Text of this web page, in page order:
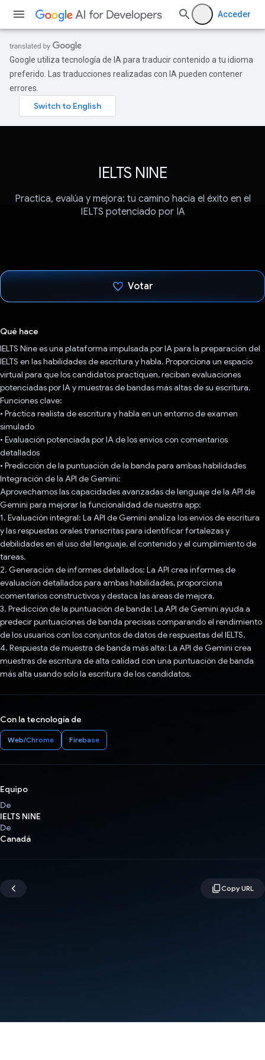
Acceder
Google utiliza tecnología de IA para traducir contenido a tu idioma
preferido. Las traducciones realizadas con IA pueden contener
errores.
IELTS NINE
Practica, evalúa y mejora: tu camino hacia el éxito en el
IELTS potenciado por IA
Votar
Qué hace
IELTS Nine es una plataforma impulsada por IA para la preparación del
IELTS en las habilidades de escritura y habla. Proporciona un espacio
virtual para que los candidatos practiquen, reciban evaluaciones
potenciadas por IA y muestras de bandas más altas de su escritura.
Funciones clave:
• Práctica realista de escritura y habla en un entorno de examen
simulado
• Evaluación potenciada por IA de los envíos con comentarios
detallados
• Predicción de la puntuación de la banda para ambas habilidades
Integración de la API de Gemini:
Aprovechamos las capacidades avanzadas de lenguaje de la API de
Gemini para mejorar la funcionalidad de nuestra app:
1. Evaluación integral: La API de Gemini analiza los envíos de escritura
y las respuestas orales transcritas para identificar fortalezas y
debilidades en el uso del lenguaje, el contenido y el cumplimiento de
tareas.
2. Generación de informes detallados: La API crea informes de
evaluación detallados para ambas habilidades, proporciona
comentarios constructivos y destaca las áreas de mejora.
3. Predicción de la puntuación de banda: La API de Gemini ayuda a
predecir puntuaciones de banda precisas comparando el rendimiento
de los usuarios con los conjuntos de datos de respuestas del IELTS.
4. Respuesta de muestra de banda más alta: La API de Gemini crea
muestras de escritura de alta calidad con una puntuación de banda
más alta usando solo la escritura de los candidatos.
Con la tecnología de
Web/Chrome Firebase
Equipo
De
IELTS NINE
De
Canadá